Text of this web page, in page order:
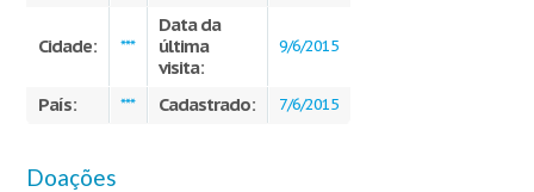
Cidade: ***
Data da
última
visita:
9/6/2015
País: *** Cadastrado: 7/6/2015
Doações